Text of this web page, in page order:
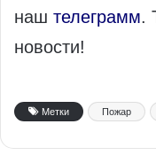
наш телеграмм.
новости!
Метки Пожар